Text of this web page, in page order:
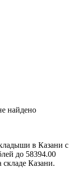
найдено
в Казани с
до 58394.00
Казани.